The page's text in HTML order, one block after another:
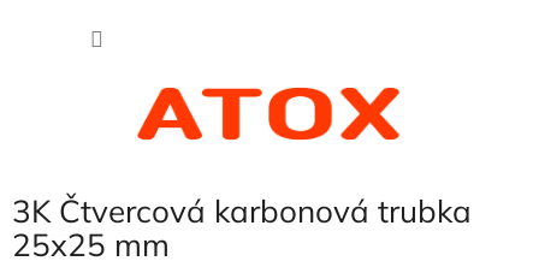
3K Čtvercová karbonová trubka
25x25 mm